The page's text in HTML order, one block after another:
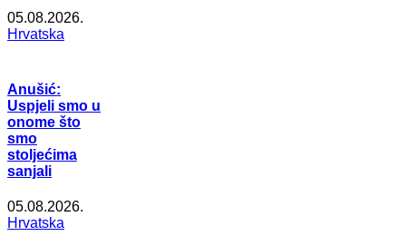
05.08.2026.
Hrvatska
Anušić:
Uspjeli smo u
onome što
smo
stoljećima
sanjali
05.08.2026.
Hrvatska